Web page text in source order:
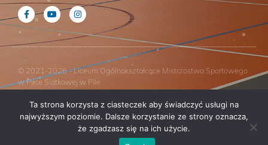
© 2021-2026 - Liceum Ogólnokształcące Mistrzostwa Sportowego
w Piłce Siatkowej w Pile
Projekt: Studio Horizon
Ta strona korzysta z ciasteczek aby świadczyć usługi na
najwyższym poziomie. Dalsze korzystanie ze strony oznacza,
że zgadzasz się na ich użycie.